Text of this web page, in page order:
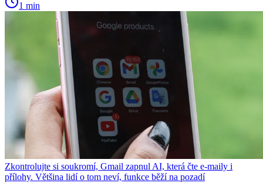
1 min
Zkontrolujte si soukromí, Gmail zapnul AI, která čte e-maily i
přílohy. Většina lidí o tom neví, funkce běží na pozadí